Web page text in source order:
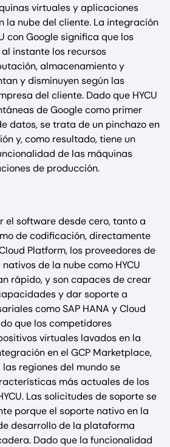
virtuales y aplicaciones
la nube del cliente. La integración
con Google significa que los
instante los recursos
almacenamiento y
y disminuyen según las
del cliente. Dado que HYCU
de Google como primer
datos, se trata de un pinchazo en
y, como resultado, tiene un
de las máquinas
de producción.
el software desde cero, tanto a
de codificación, directamente
Platform, los proveedores de
de la nube como HYCU
rápido, y son capaces de crear
y dar soporte a
como SAP HANA y Cloud
que los competidores
virtuales lavados en la
en el GCP Marketplace,
regiones del mundo se
más actuales de los
Las solicitudes de soporte se
porque el soporte nativo en la
desarrollo de la plataforma
Dado que la funcionalidad